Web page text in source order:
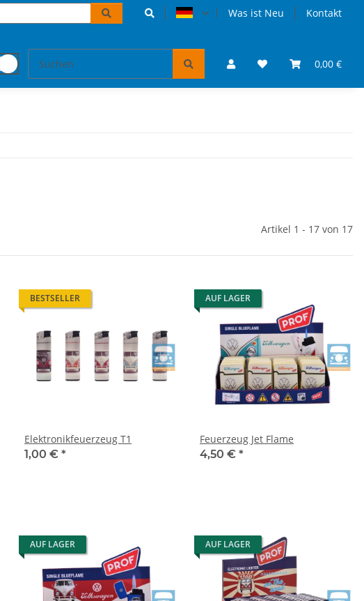
Was ist Neu Kontakt
0,00 €
Accessoires und Geschenke VW Bulli Puzzles & Bücher
Artikel 1 - 17 von 17
BESTSELLER
Elektronikfeuerzeug T1
1,00 € *
AUF LAGER
Feuerzeug Jet Flame
4,50 € *
AUF LAGER AUF LAGER